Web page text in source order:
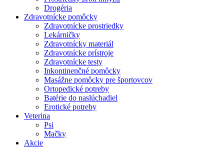
Drogéria
Zdravotnícke pomôcky
Zdravotnícke prostriedky
Lekárničky
Zdravotnícky materiál
Zdravotnícke prístroje
Zdravotnícke testy
Inkontinenčné pomôcky
Masážne pomôcky pre športovcov
Ortopedické potreby
Batérie do naslúchadiel
Erotické potreby
Veterina
Psi
Mačky
Akcie